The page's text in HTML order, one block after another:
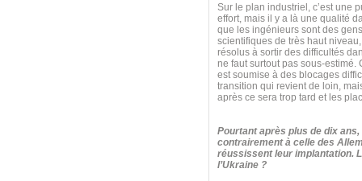
Sur le plan industriel, c’est une
effort, mais il y a là une qualité
que les ingénieurs sont des
scientifiques de très haut
résolus à sortir des difficultés
ne faut surtout pas sous-
est soumise à des blocages
transition qui revient de loin,
après ce sera trop tard et les
Pourtant après plus de dix
contrairement à celle des
réussissent leur implantation.
l’Ukraine ?